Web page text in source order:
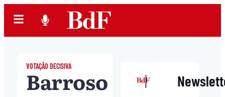
VOTAÇÃO DECISIVA
Barroso |